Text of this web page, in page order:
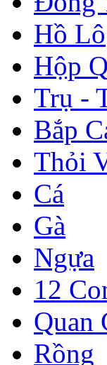
Hồ Lô
Hộp
Trụ -
Bắp
Thỏi
Cá
Gà
Ngựa
12
Quan
Rồng